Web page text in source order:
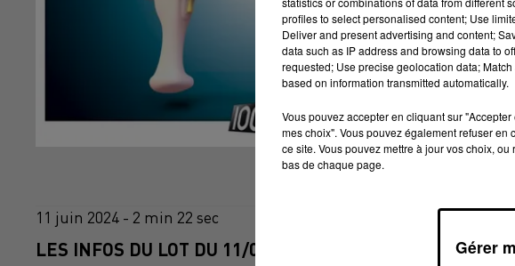
11 juin 2024 - 2 min 22 sec
LES INFOS DU LOT DU 11/06/2024 À 12H00
profiles to select personalised content; Use
Deliver and present advertising and content;
data such as IP address and browsing data to
requested; Use precise geolocation data;
based on information transmitted automatically.
Vous pouvez accepter en cliquant sur
mes choix". Vous pouvez également refuser
ce site. Vous pouvez mettre à jour vos choix,
bas de chaque page.
Gérer